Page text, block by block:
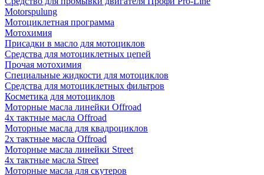
Motorspulung
Мотоциклетная программа
Мотохимия
Присадки в масло для мотоциклов
Средства для мотоциклетных цепей
Прочая мотохимия
Специальные жидкости для мотоциклов
Средства для мотоциклетных фильтров
Косметика для мотоциклов
Моторные масла линейки Offroad
4х тактные масла Offroad
Моторные масла для квадроциклов
2х тактные масла Offroad
Моторные масла линейки Street
4х тактные масла Street
Моторные масла для скутеров